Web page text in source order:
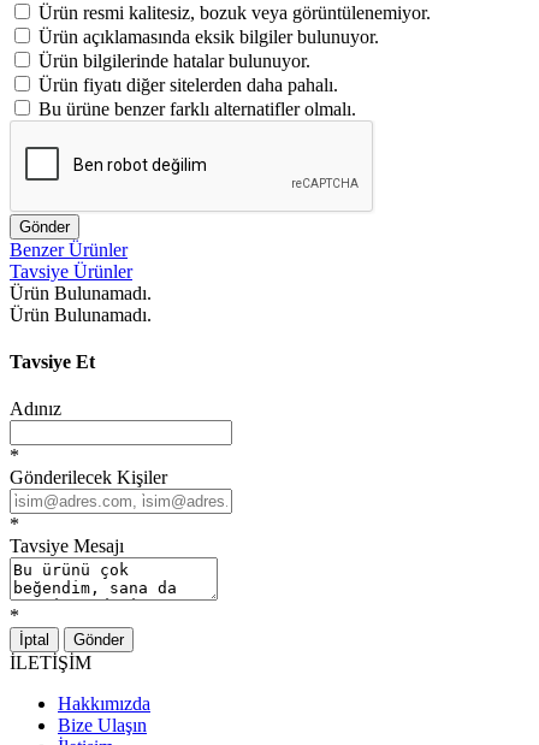
Ürün resmi kalitesiz, bozuk veya görüntülenemiyor.
Ürün açıklamasında eksik bilgiler bulunuyor.
Ürün bilgilerinde hatalar bulunuyor.
Ürün fiyatı diğer sitelerden daha pahalı.
Bu ürüne benzer farklı alternatifler olmalı.
Gönder
Benzer Ürünler
Tavsiye Ürünler
Ürün Bulunamadı.
Ürün Bulunamadı.
Tavsiye Et
Adınız
*
Gönderilecek Kişiler
*
Tavsiye Mesajı
*
İptal Gönder
İLETİŞİM
Hakkımızda
Bize Ulaşın